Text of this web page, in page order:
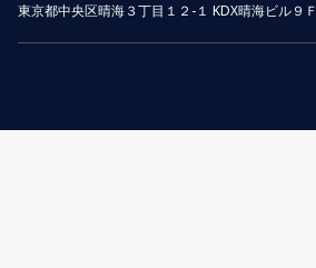
東京都中央区晴海３丁目１２-１ KDX晴海ビル９Ｆ